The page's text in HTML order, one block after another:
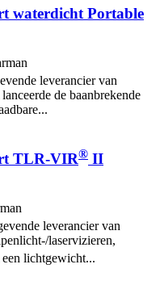
waterdicht Portable
leverancier van
de baanbrekende
TLR-VIR® II
leverancier van
laservizieren,
lichtgewicht...